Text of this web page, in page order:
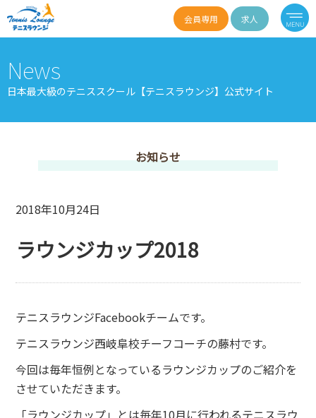
会員専用 求人
News
日本最大級のテニススクール【テニスラウンジ】公式サイト
お知らせ
2018年10月24日
ラウンジカップ2018
テニスラウンジFacebookチームです。
テニスラウンジ西岐阜校チーフコーチの藤村です。
今回は毎年恒例となっているラウンジカップのご紹介を
させていただきます。
「ラウンジカップ」とは毎年10月に行われるテニスラウ